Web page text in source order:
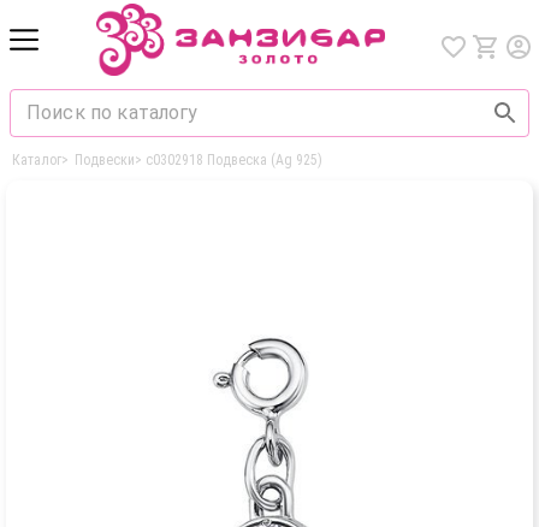
Каталог> Подвески> с0302918 Подвеска (Ag 925)